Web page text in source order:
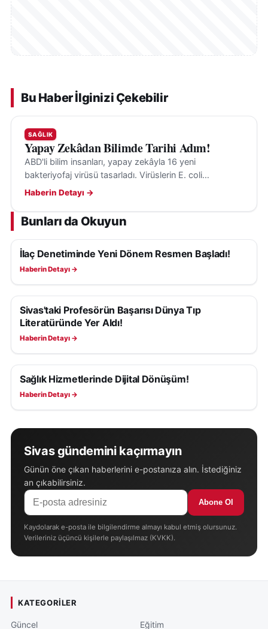
Bu Haber İlginizi Çekebilir
SAĞLIK
Yapay Zekâdan Bilimde Tarihi Adım!
ABD'li bilim insanları, yapay zekâyla 16 yeni
bakteriyofaj virüsü tasarladı. Virüslerin E. coli
bakterilerini hedef aldığı ve insanlara tehdit
Haberin Detayı →
Bunları da Okuyun
SAĞLIK
İlaç Denetiminde Yeni Dönem Resmen Başladı!
Haberin Detayı →
SAĞLIK
Sivas'taki Profesörün Başarısı Dünya Tıp
Literatüründe Yer Aldı!
Haberin Detayı →
SAĞLIK
Sağlık Hizmetlerinde Dijital Dönüşüm!
Haberin Detayı →
Sivas gündemini kaçırmayın
Günün öne çıkan haberlerini e-postanıza alın. İstediğiniz
an çıkabilirsiniz.
Abone Ol
Kaydolarak e-posta ile bilgilendirme almayı kabul etmiş olursunuz.
Verileriniz üçüncü kişilerle paylaşılmaz (KVKK).
KATEGORILER
Güncel
Eğitim